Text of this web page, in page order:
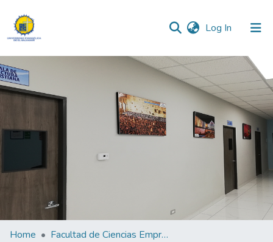
Log In (current)
Communities & Collections
All of DSpace
Home
Facultad de Ciencias Empresariales